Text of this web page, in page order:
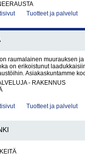
Tuotteet ja palvelut
raumalainen muurauksen
on erikoistunut
Asiakaskuntamme
- RAKENNUS
Tuotteet ja palvelut